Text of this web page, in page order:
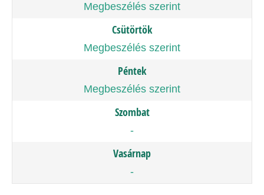
Megbeszélés szerint
Csütörtök
Megbeszélés szerint
Péntek
Megbeszélés szerint
Szombat
-
Vasárnap
-